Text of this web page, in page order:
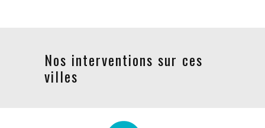
Nos interventions sur ces
villes